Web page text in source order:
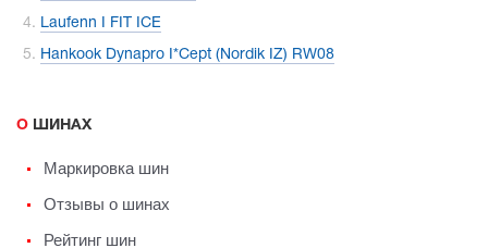
Laufenn I FIT ICE
Hankook Dynapro I*Cept (Nordik IZ) RW08
О ШИНАХ
Маркировка шин
Отзывы о шинах
Рейтинг шин